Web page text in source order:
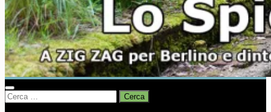
Ricerca
per: